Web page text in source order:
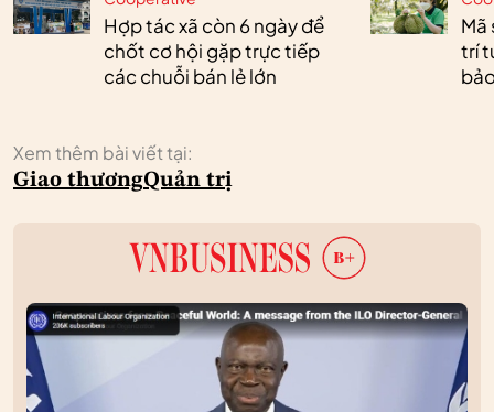
Hợp tác xã còn 6 ngày để
chốt cơ hội gặp trực tiếp
các chuỗi bán lẻ lớn
Mã
trí
Xem thêm bài viết tại:
Giao thươngQuản trị